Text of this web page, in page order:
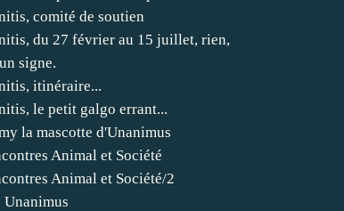
comité de soutien
du 27 février au 15 juillet, rien,
signe.
itinéraire...
le petit galgo errant...
la mascotte d'Unanimus
Animal et Société
Animal et Société/2
Unanimus